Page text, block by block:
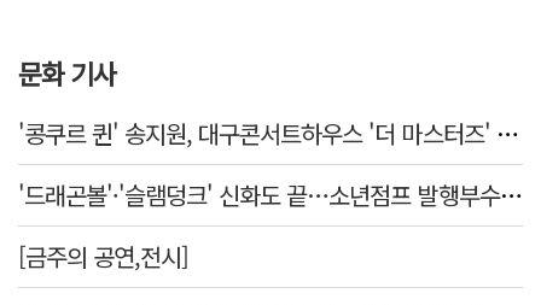
문화 기사
'콩쿠르 퀸' 송지원, 대구콘서트하우스 '더 마스터즈' 무대 오른다
'드래곤볼'·'슬램덩크' 신화도 끝…소년점프 발행부수 100만부 붕괴
[금주의 공연,전시]